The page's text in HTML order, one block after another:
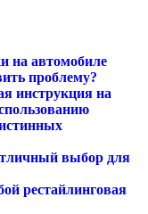
на автомобиле
проблему?
инструкция на
выбор для
рестайлинговая